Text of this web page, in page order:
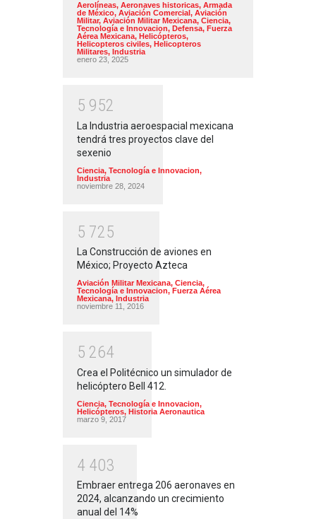
Aerolíneas, Aeronaves historicas, Armada
de México, Aviación Comercial, Aviación
Militar, Aviación Militar Mexicana, Ciencia,
Tecnología e Innovacion, Defensa, Fuerza
Aérea Mexicana, Helicópteros,
Helicopteros civiles, Helicopteros
Militares, Industria
enero 23, 2025
5 952
La Industria aeroespacial mexicana
tendrá tres proyectos clave del
sexenio
Ciencia, Tecnología e Innovacion,
Industria
noviembre 28, 2024
5 725
La Construcción de aviones en
México; Proyecto Azteca
Aviación Militar Mexicana, Ciencia,
Tecnología e Innovacion, Fuerza Aérea
Mexicana, Industria
noviembre 11, 2016
5 264
Crea el Politécnico un simulador de
helicóptero Bell 412.
Ciencia, Tecnología e Innovacion,
Helicópteros, Historia Aeronautica
marzo 9, 2017
4 403
Embraer entrega 206 aeronaves en
2024, alcanzando un crecimiento
anual del 14%